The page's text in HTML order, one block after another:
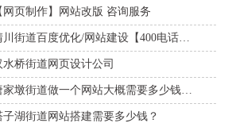
页制作】网站改版 咨询服务
桥街道网页设计公司
湖街道网站搭建需要多少钱？